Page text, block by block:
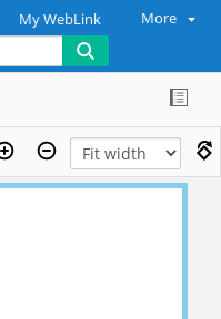
My WebLink More